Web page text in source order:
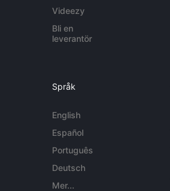
Videezy
Bli en
leverantör
Språk
English
Español
Português
Deutsch
Mer...